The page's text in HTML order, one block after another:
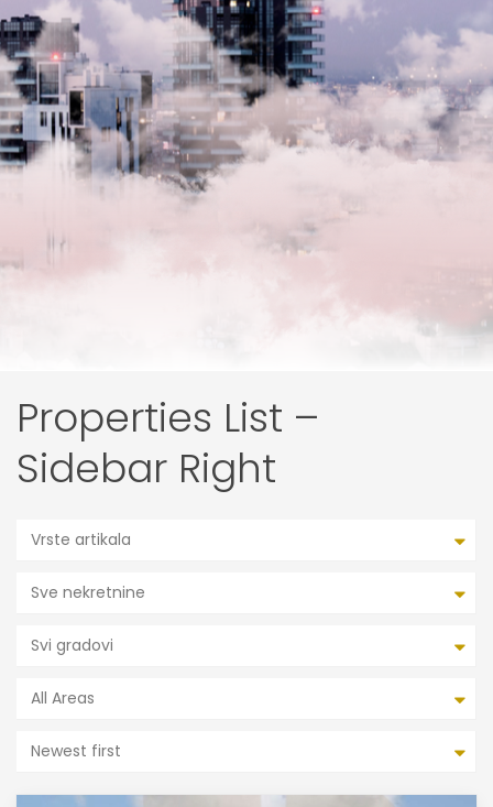
Properties List –
Sidebar Right
Vrste artikala
Sve nekretnine
Svi gradovi
All Areas
Newest first